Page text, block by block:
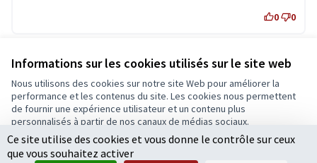
Informations sur les cookies utilisés sur le site web
Nous utilisons des cookies sur notre site Web pour améliorer la
performance et les contenus du site. Les cookies nous permettent
de fournir une expérience utilisateur et un contenu plus
personnalisés à partir de nos canaux de médias sociaux.
Tout accepter
0 0
Commentaire 5897
RAEL Patrick 17/10/2022 05:02
Parc du Pin se fait remarquer par son manque de jeux,
voir pour modèle Pignerolle
0 0
Ce site utilise des cookies et vous donne le contrôle sur ceux
que vous souhaitez activer